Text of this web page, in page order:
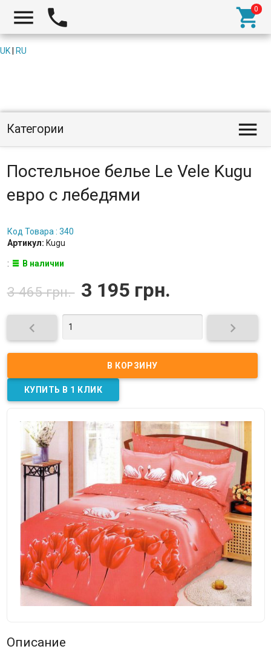
  
UK RU
Категории 
Постельное белье Le Vele Kugu
евро с лебедями
Код Товара : 340
Артикул: Kugu
: В наличии
3 465 грн. 3 195 грн.
 
Описание